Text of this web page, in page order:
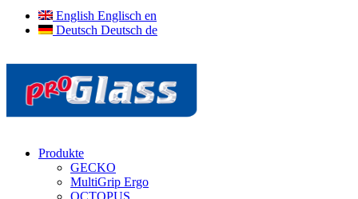
English Englisch en
Deutsch Deutsch de
Produkte
GECKO
MultiGrip Ergo
OCTOPUS